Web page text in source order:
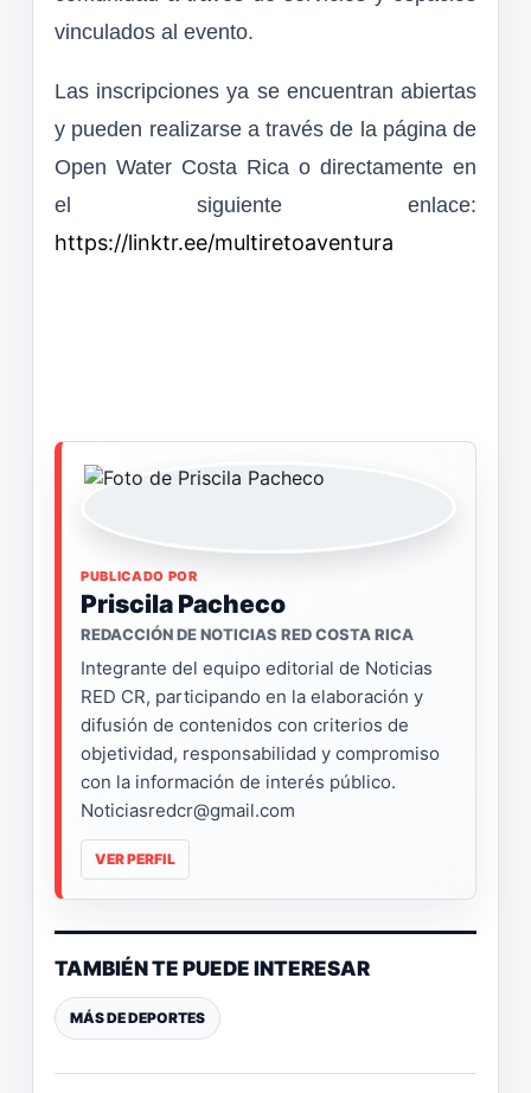
vinculados al evento.
Las inscripciones ya se encuentran abiertas
y pueden realizarse a través de la página de
Open Water Costa Rica o directamente en
el siguiente enlace:
https://linktr.ee/multiretoaventura
PUBLICADO POR
Priscila Pacheco
REDACCIÓN DE NOTICIAS RED COSTA RICA
Integrante del equipo editorial de Noticias
RED CR, participando en la elaboración y
difusión de contenidos con criterios de
objetividad, responsabilidad y compromiso
con la información de interés público.
Noticiasredcr@gmail.com
VER PERFIL
TAMBIÉN TE PUEDE INTERESAR
MÁS DE DEPORTES